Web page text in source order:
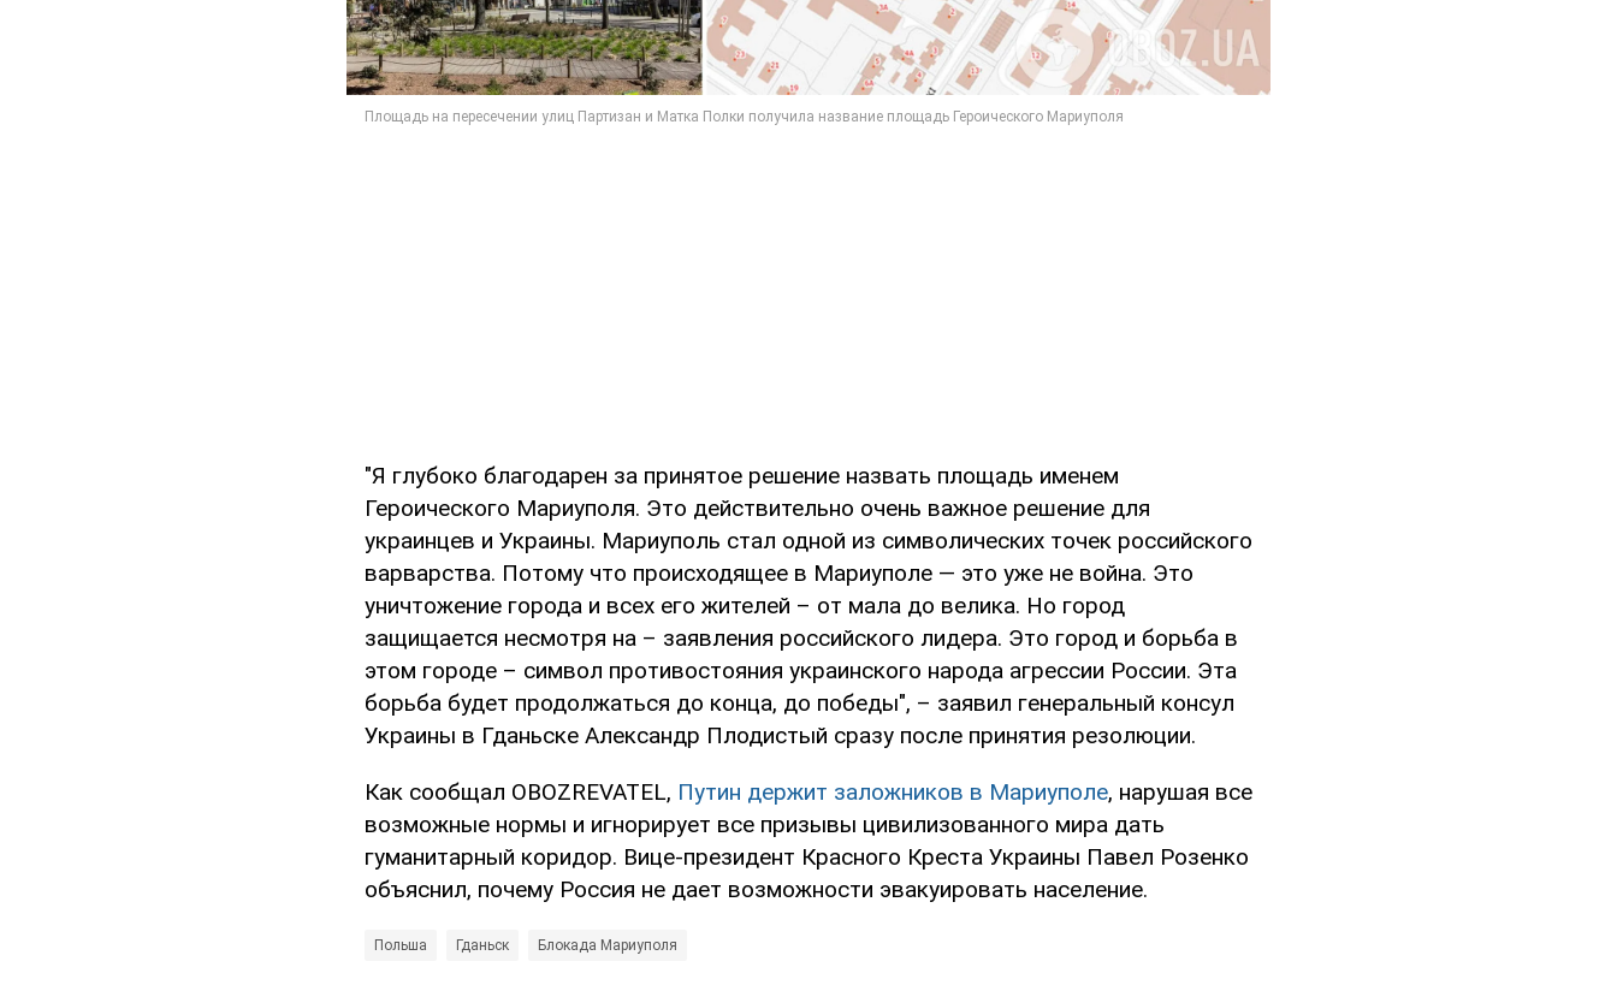
"Я глубоко благодарен за принятое решение назвать площадь именем
Героического Мариуполя. Это действительно очень важное решение для
украинцев и Украины. Мариуполь стал одной из символических точек российского
варварства. Потому что происходящее в Мариуполе — это уже не война. Это
уничтожение города и всех его жителей – от мала до велика. Но город
защищается несмотря на – заявления российского лидера. Это город и борьба в
этом городе – символ противостояния украинского народа агрессии России. Эта
борьба будет продолжаться до конца, до победы", – заявил генеральный консул
Украины в Гданьске Александр Плодистый сразу после принятия резолюции.
Как сообщал OBOZREVATEL, Путин держит заложников в Мариуполе, нарушая все
возможные нормы и игнорирует все призывы цивилизованного мира дать
гуманитарный коридор. Вице-президент Красного Креста Украины Павел Розенко
объяснил, почему Россия не дает возможности эвакуировать население.
Польша Гданьск Блокада Мариуполя